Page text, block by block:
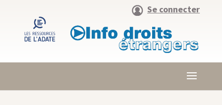
Se connecter